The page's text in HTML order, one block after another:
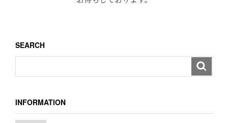
SEARCH
INFORMATION